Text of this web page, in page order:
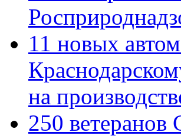
11 новых
на
250 ветеранов